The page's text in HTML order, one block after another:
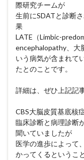
際研究チームが
生前にSDATと診断
果
LATE（Limbic-
encephalopathy、大
いう病気が含まれて
たとのことです。
詳細は、ぜひ上記記
CBS大脳皮質基底核
臨床診断と病理診断
聞いていましたが
医学の進歩によって
かってくるというこ